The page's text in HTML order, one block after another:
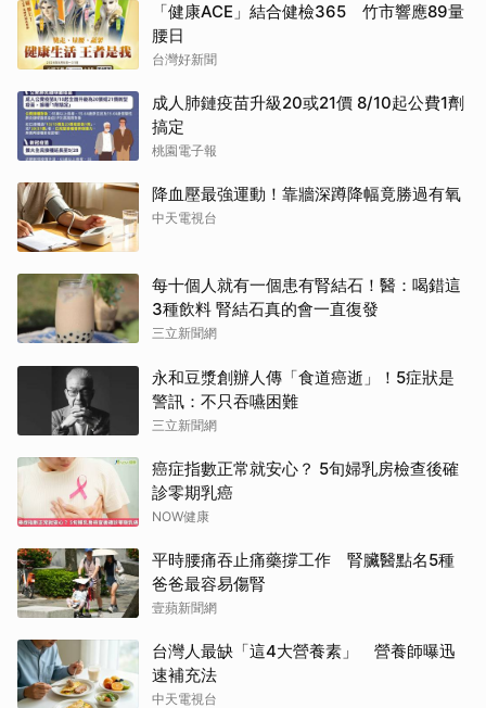
「健康ACE」結合健檢365 竹市響應89量
腰日
台灣好新聞
成人肺鏈疫苗升級20或21價 8/10起公費1劑
搞定
桃園電子報
降血壓最強運動！靠牆深蹲降幅竟勝過有氧
中天電視台
每十個人就有一個患有腎結石！醫：喝錯這
3種飲料 腎結石真的會一直復發
三立新聞網
永和豆漿創辦人傳「食道癌逝」！5症狀是
警訊：不只吞嚥困難
三立新聞網
癌症指數正常就安心？ 5旬婦乳房檢查後確
診零期乳癌
NOW健康
平時腰痛吞止痛藥撐工作 腎臟醫點名5種
爸爸最容易傷腎
壹蘋新聞網
台灣人最缺「這4大營養素」 營養師曝迅
速補充法
中天電視台